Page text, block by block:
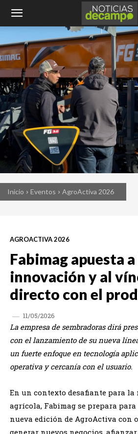
Inicio Eventos AgroActiva 2026
AGROACTIVA 2026
Fabimag apuesta a
innovación y al
directo con el
11/05/2026
La empresa de sembradoras dirá
con el lanzamiento de su nueva
un fuerte enfoque en tecnología
operativa y cercanía con el usuario.
En un contexto desafiante para
agrícola, Fabimag se prepara
nueva edición de AgroActiva con
generar nuevos negocios,